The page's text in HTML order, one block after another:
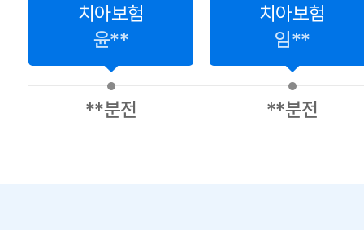
치아보험
윤**
**분전
치아보험
임**
**분전